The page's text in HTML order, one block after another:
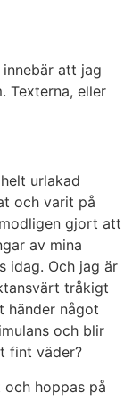
innebär att jag
Texterna, eller
urlakad
och varit på
gjort att
av mina
idag. Och jag är
tråkigt
händer något
och blir
fint väder?
hoppas på